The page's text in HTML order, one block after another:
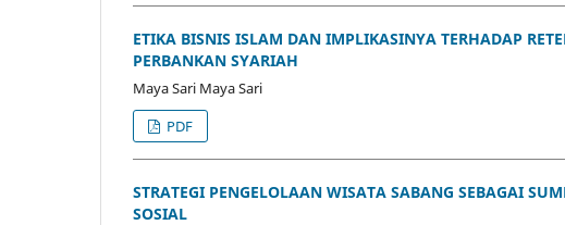
ETIKA BISNIS ISLAM DAN IMPLIKASINYA TERHADAP
PERBANKAN SYARIAH
Maya Sari Maya Sari
PDF
STRATEGI PENGELOLAAN WISATA SABANG SEBAGAI
SOSIAL